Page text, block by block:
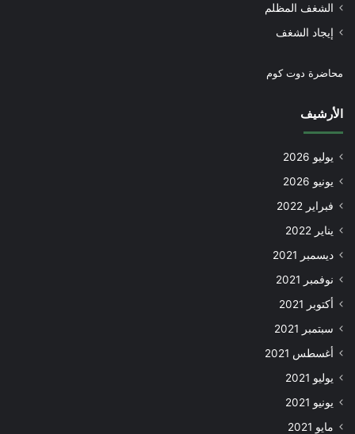
الشغف المظلم
إيجاد الشغف
محاضرة دوت كوم
الأرشيف
يوليو 2026
يونيو 2026
فبراير 2022
يناير 2022
ديسمبر 2021
نوفمبر 2021
أكتوبر 2021
سبتمبر 2021
أغسطس 2021
يوليو 2021
يونيو 2021
مايو 2021